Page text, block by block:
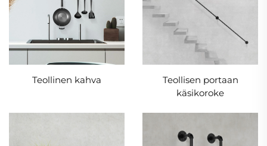
Teollinen kahva
Teollisen portaan
käsikoroke